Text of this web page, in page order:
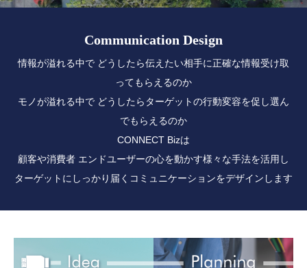
Communication Design
情報が溢れる中で どうしたら伝えたい相手に正確な情報受け取
ってもらえるのか
モノが溢れる中で どうしたらターゲットの行動変容を促し選ん
でもらえるのか
CONNECT Bizは
顧客や消費者 エンドユーザーの心を動かす様々な手法を活用し
ターゲットにしっかり届くコミュニケーションをデザインします